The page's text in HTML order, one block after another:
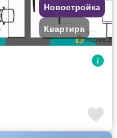
Новостройка
Квартира